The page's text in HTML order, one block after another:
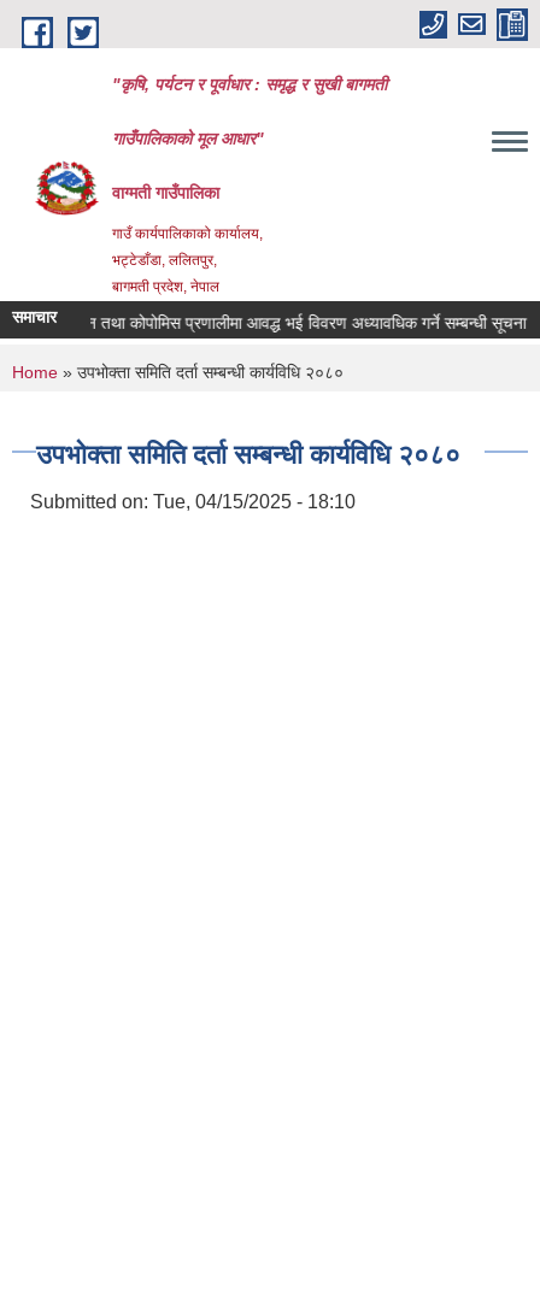
Skip to main content
"कृषि, पर्यटन र पूर्वाधार : समृद्ध र सुखी बागमती
गाउँपालिकाको मूल आधार"
वाग्मती गाउँपालिका
गाउँ कार्यपालिकाको कार्यालय,
भट्टेडाँडा, ललितपुर,
बागमती प्रदेश, नेपाल
समाचार
प्रतिवेदन तथा कोपोमिस प्रणालीमा आवद्ध भई विवरण अध्यावधिक गर्ने सम्बन्धी सूचना
You are here
Home » उपभोक्ता समिति दर्ता सम्बन्धी कार्यविधि २०८०
उपभोक्ता समिति दर्ता सम्बन्धी कार्यविधि २०८०
Submitted on: Tue, 04/15/2025 - 18:10